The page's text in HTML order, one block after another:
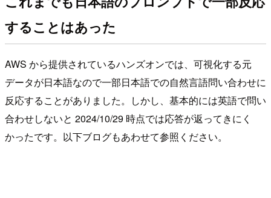
することはあった
AWS から提供されているハンズオンでは、可視化する元
データが日本語なので一部日本語での自然言語問い合わせに
反応することがありました。しかし、基本的には英語で問い
合わせしないと 2024/10/29 時点では応答が返ってきにく
かったです。以下ブログもあわせて参照ください。